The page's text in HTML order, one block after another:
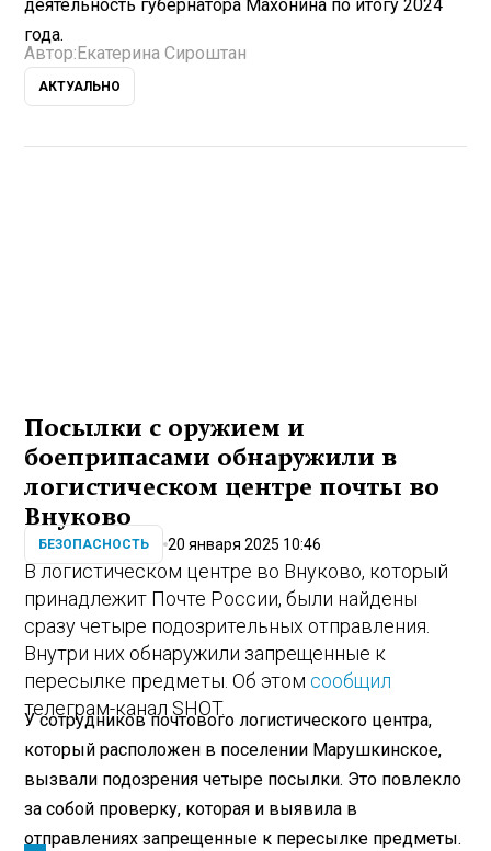
деятельность губернатора Махонина по итогу 2024
года.
Автор: Екатерина Сироштан
АКТУАЛЬНО
Посылки с оружием и
боеприпасами обнаружили в
логистическом центре почты во
Внуково
БЕЗОПАСНОСТЬ 20 января 2025 10:46
В логистическом центре во Внуково, который
принадлежит Почте России, были найдены
сразу четыре подозрительных отправления.
Внутри них обнаружили запрещенные к
пересылке предметы. Об этом сообщил
телеграм-канал SHOT.
У сотрудников почтового логистического центра,
который расположен в поселении Марушкинское,
вызвали подозрения четыре посылки. Это повлекло
за собой проверку, которая и выявила в
отправлениях запрещенные к пересылке предметы.